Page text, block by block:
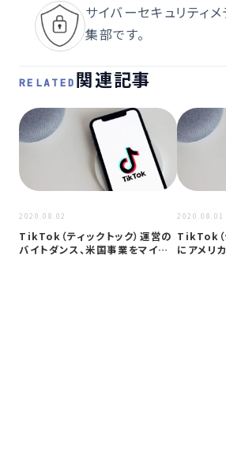
サイバーセキュリティメ
集部です。
RELATED 関連記事
2020.08.02
TikTok（ティックトック）運営の
バイトダンス、米国事業をマイク
2020.08.01
TikTok（
にアメリ